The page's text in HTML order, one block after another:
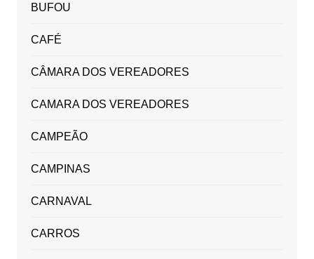
BUFOU
CAFÉ
CÂMARA DOS VEREADORES
CAMARA DOS VEREADORES
CAMPEÃO
CAMPINAS
CARNAVAL
CARROS